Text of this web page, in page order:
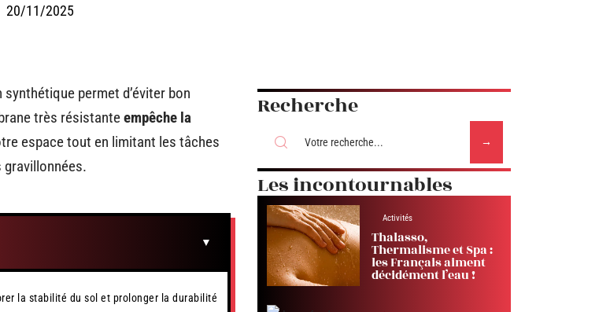
20/11/2025
permet d’éviter bon
très résistanteempêche la
espace tout en limitant les tâches
gravillonnées.
la stabilité du sol et prolonger la durabilité
Recherche
Les incontournables
Activités
Thalasso,
Thermalisme et Spa :
les Français aiment
décidément l’eau !